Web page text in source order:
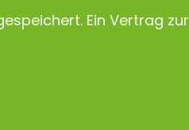
Ein Vertrag zur